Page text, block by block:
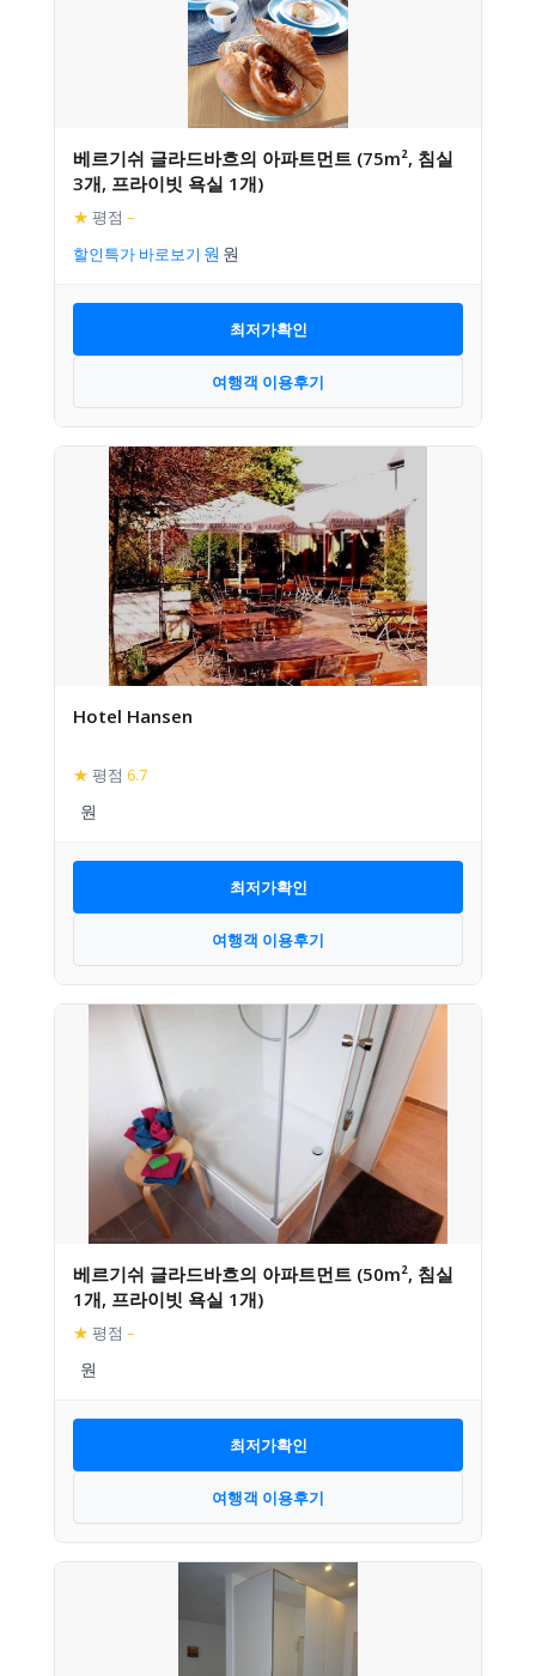
베르기쉬 글라드바흐의 아파트먼트 (75m², 침실
3개, 프라이빗 욕실 1개)
★ 평점 –
할인특가 바로보기
최저가확인
여행객 이용후기
Hotel Hansen
★ 평점 6.7
최저가확인
여행객 이용후기
베르기쉬 글라드바흐의 아파트먼트 (50m², 침실
1개, 프라이빗 욕실 1개)
★ 평점 –
최저가확인
여행객 이용후기